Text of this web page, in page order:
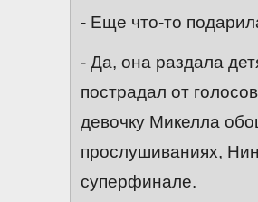
- Еще что-то
- Да, она раздала
пострадал от
девочку Микелла
прослушиваниях,
суперфинале.